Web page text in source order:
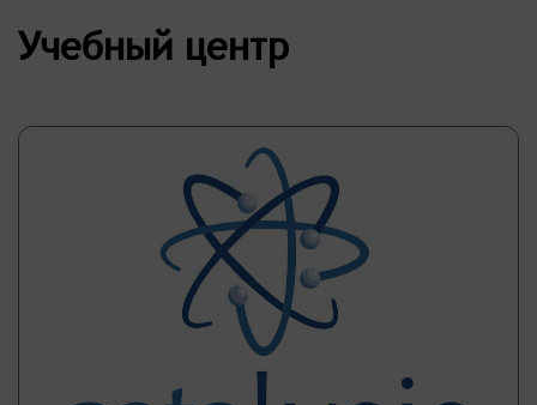
Учебный центр